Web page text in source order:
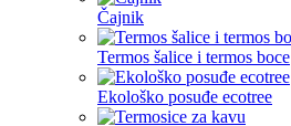
Čajnik
Termos šalice i termos boce
Ekološko posuđe ecotree